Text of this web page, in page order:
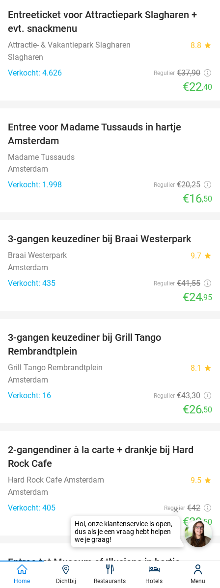
41%
Entreeticket voor Attractiepark Slagharen +
evt. snackmenu
Attractie- & Vakantiepark Slagharen 8.8 star
Slagharen
Verkocht: 4.626
Regulier €37,90
€22,40
Entree voor Madame Tussauds in hartje
Amsterdam
Madame Tussauds
Amsterdam
Verkocht: 1.998
Regulier €20,25
€16,50
40%
3-gangen keuzediner bij Braai Westerpark
Braai Westerpark 9.7 star
Amsterdam
Verkocht: 435
Regulier €41,55
€24,95
3-gangen keuzediner bij Grill Tango
Rembrandtplein
Grill Tango Rembrandtplein 8.1 star
Amsterdam
Verkocht: 16
Regulier €43,30
€26,50
30%
2-gangendiner à la carte + drankje bij Hard
Rock Cafe
Hard Rock Cafe Amsterdam 9.5 star
Amsterdam
Verkocht: 405
Regulier €42
€29,50
23%
favorite_border
Entree tot Museum of Illusions in hartje
Amsterdam
Home Dichtbij Restaurants Hotels Menu
Hoi, onze klantenservice is open,
dus als je een vraag hebt helpen
we je graag!